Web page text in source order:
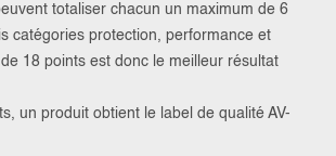
totaliser chacun un maximum de 6
catégories protection, performance et
18 points est donc le meilleur résultat
un produit obtient le label de qualité AV-